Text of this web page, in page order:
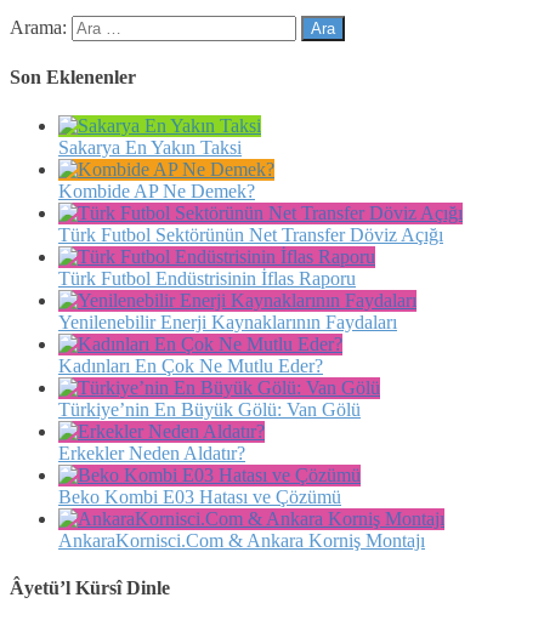
Arama:
Son Eklenenler
Sakarya En Yakın Taksi
Kombide AP Ne Demek?
Türk Futbol Sektörünün Net Transfer Döviz Açığı
Türk Futbol Endüstrisinin İflas Raporu
Yenilenebilir Enerji Kaynaklarının Faydaları
Kadınları En Çok Ne Mutlu Eder?
Türkiye’nin En Büyük Gölü: Van Gölü
Erkekler Neden Aldatır?
Beko Kombi E03 Hatası ve Çözümü
AnkaraKornisci.Com & Ankara Korniş Montajı
Âyetü’l Kürsî Dinle